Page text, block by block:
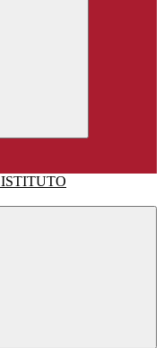
ISTITUTO